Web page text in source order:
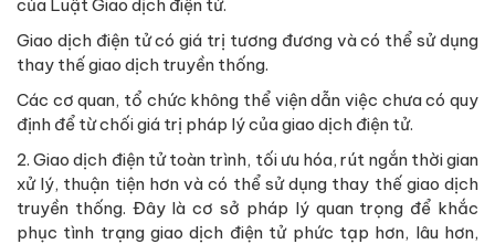
của Luật Giao dịch điện tử.
Giao dịch điện tử có giá trị tương đương và có thể sử dụng
thay thế giao dịch truyền thống.
Các cơ quan, tổ chức không thể viện dẫn việc chưa có quy
định để từ chối giá trị pháp lý của giao dịch điện tử.
2. Giao dịch điện tử toàn trình, tối ưu hóa, rút ngắn thời gian
xử lý, thuận tiện hơn và có thể sử dụng thay thế giao dịch
truyền thống. Đây là cơ sở pháp lý quan trọng để khắc
phục tình trạng giao dịch điện tử phức tạp hơn, lâu hơn,